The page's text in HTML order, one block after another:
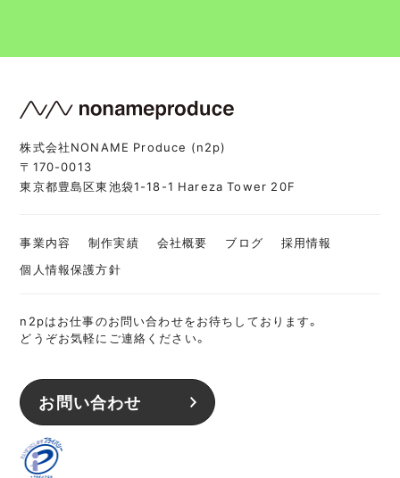
株式会社NONAME Produce (n2p)
〒170-0013
東京都豊島区東池袋1-18-1 Hareza Tower 20F
事業内容 制作実績 会社概要 ブログ
採用情報
個人情報保護方針
n2pはお仕事のお問い合わせをお待ちしております。
どうぞお気軽にご連絡ください。
お問い合わせ